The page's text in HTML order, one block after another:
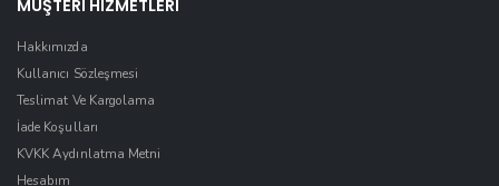
MÜŞTERİ HİZMETLERİ
Hakkımızda
Kullanıcı Sözleşmesi
Teslimat Ve Kargolama
İade Koşulları
KVKK Aydınlatma Metni
Hesabım